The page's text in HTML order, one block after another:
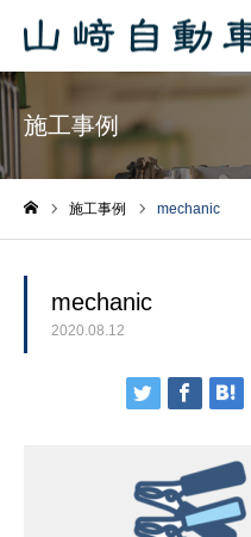
施工事例
施工事例 mechanic
mechanic
2020.08.12